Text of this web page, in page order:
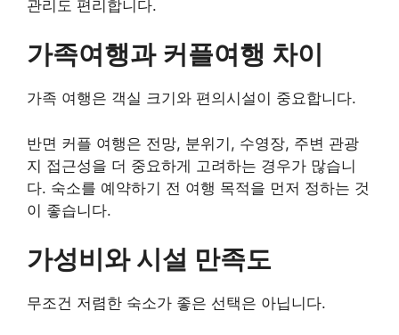
관리도 편리합니다.
가족여행과 커플여행 차이
가족 여행은 객실 크기와 편의시설이 중요합니다.
반면 커플 여행은 전망, 분위기, 수영장, 주변 관광
지 접근성을 더 중요하게 고려하는 경우가 많습니
다. 숙소를 예약하기 전 여행 목적을 먼저 정하는 것
이 좋습니다.
가성비와 시설 만족도
무조건 저렴한 숙소가 좋은 선택은 아닙니다.